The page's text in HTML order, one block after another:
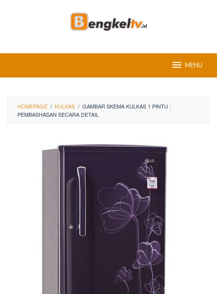
MENU
HOMEPAGE / KULKAS / GAMBAR SKEMA KULKAS 1 PINTU :
PEMBASHASAN SECARA DETAIL